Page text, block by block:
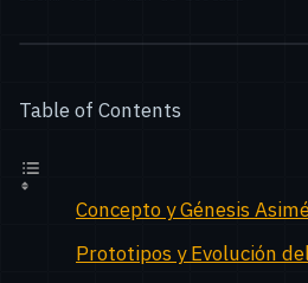
Table of Contents
Concepto y Génesis
Prototipos y Evolución